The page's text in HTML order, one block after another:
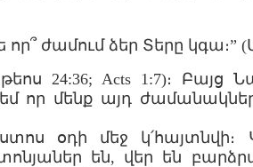
որ՞ ժամում ձեր Տերը կգա։”
24:36; Acts 1:7)։
որ մենք այդ
օդի մեջ
են, վեր են